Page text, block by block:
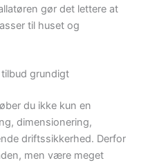
gør det lettere at
til huset og
grundigt
du ikke kun en
dimensionering,
driftssikkerhed. Derfor
men være meget